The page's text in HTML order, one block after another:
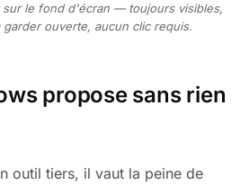
sur le fond d'écran — toujours visibles,
ouverte, aucun clic requis.
propose sans rien
outil tiers, il vaut la peine de